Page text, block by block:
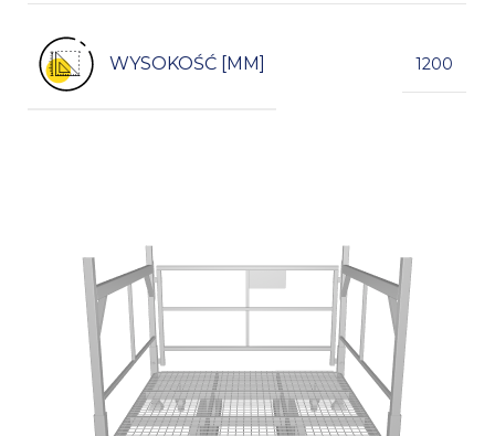
WYSOKOŚĆ [MM] 1200